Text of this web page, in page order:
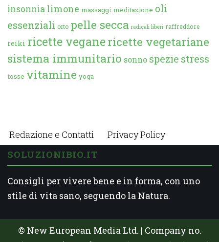
insonnia limone massaggi meditazione oli
essenziali orto pelle secca radicali liberi raffreddore
reiki ricette veganericette vegetariane
sistema immunitario sonno spezie stress
tosse vitamine yoga
Redazione e Contatti Privacy Policy
SOLUZIONIBIO.IT
Consigli per vivere bene e in forma, con uno
stile di vita sano, seguendo la Natura.
© New European Media Ltd. | Company no.